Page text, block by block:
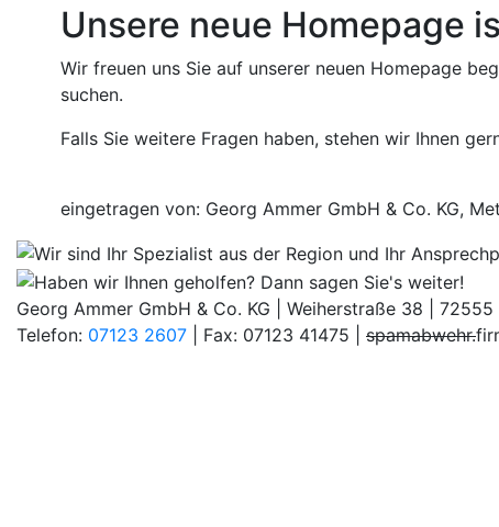
Unsere neue Homepage
Wir freuen uns Sie auf unserer neuen Homepage
suchen.
Falls Sie weitere Fragen haben, stehen wir Ihnen
eingetragen von: Georg Ammer GmbH & Co. KG,
Georg Ammer GmbH & Co. KG | Weiherstraße 38 |
Telefon: 07123 2607 | Fax: 07123 41475 | spamabwehr.